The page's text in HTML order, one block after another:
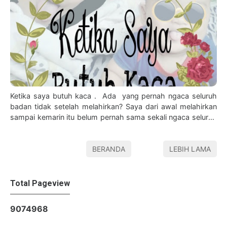
Ketika saya butuh kaca . Ada yang pernah ngaca seluruh
badan tidak setelah melahirkan? Saya dari awal melahirkan
sampai kemarin itu belum pernah sama sekali ngaca seluruh
BERANDA LEBIH LAMA
Total Pageview
9074968